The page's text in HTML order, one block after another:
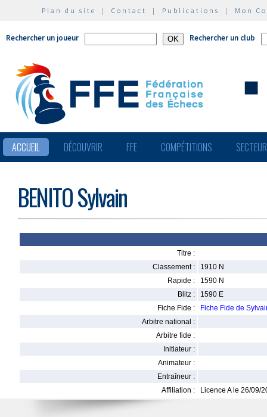
Plan du site | Contact | Publications | Mon
Rechercher un joueur Rechercher un club
ACCUEIL DÉCOUVRIR FFE COMPÉTITIONS
BENITO Sylvain
Titre :
Classement :
1910 N
Rapide :
1590 N
Blitz :
1590 E
Fiche Fide :
Fiche Fide de
Arbitre national :
Arbitre fide :
Initiateur :
Animateur :
Entraîneur :
Affiliation :
Licence A le 26/09/